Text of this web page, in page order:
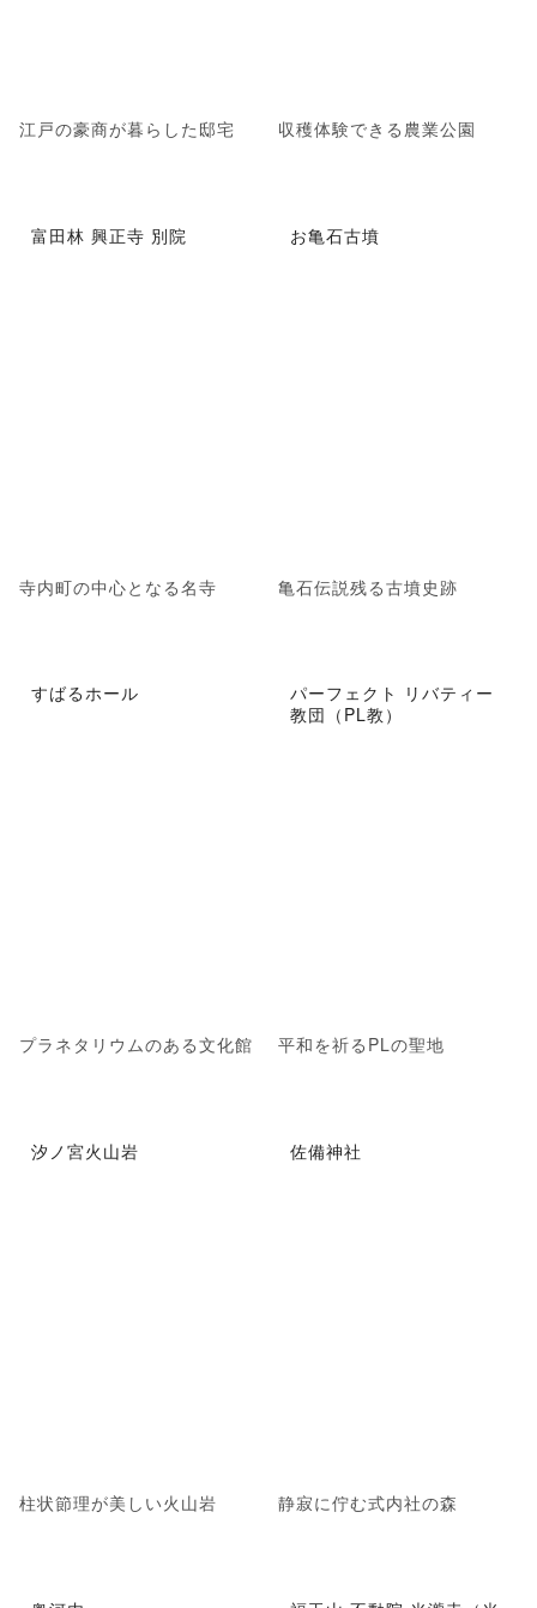
江戸の豪商が暮らした邸宅 収穫体験できる農業公園
富田林 興正寺 別院
寺内町の中心となる名寺
お亀石古墳
亀石伝説残る古墳史跡
すばるホール
プラネタリウムのある文化館
パーフェクト リバティー
教団（PL教）
平和を祈るPLの聖地
汐ノ宮火山岩
柱状節理が美しい火山岩
佐備神社
静寂に佇む式内社の森